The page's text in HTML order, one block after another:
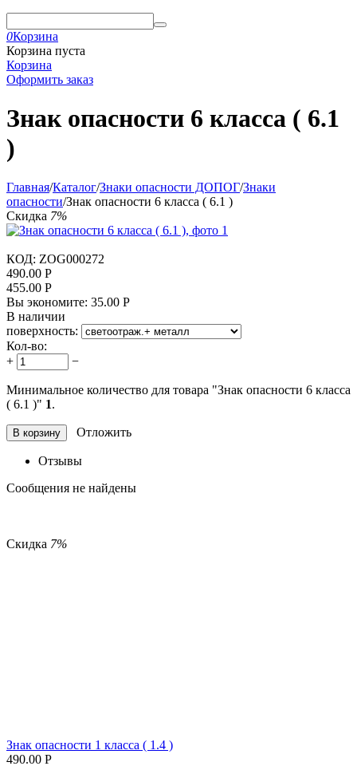
0Корзина
Корзина пуста
Корзина
Оформить заказ
Знак опасности 6 класса ( 6.1
)
Главная/Каталог/Знаки опасности ДОПОГ/Знаки
опасности/Знак опасности 6 класса ( 6.1 )
Скидка 7%
КОД: ZOG000272
490.00 Р
455.00 Р
Вы экономите: 35.00 Р
В наличии
поверхность:
Кол-во:
+
−
Минимальное количество для товара "Знак опасности 6 класса
( 6.1 )" 1.
В корзину Отложить
Отзывы
Сообщения не найдены
Скидка 7%
Знак опасности 1 класса ( 1.4 )
490.00 Р